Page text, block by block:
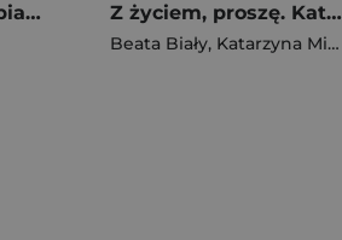
Sekrety wielkich pianistów Z życiem, proszę. Katarzyna Miller w rozmowie autobiograficznej z Beatą Biały
Beata Biały, Katarzyna Miller